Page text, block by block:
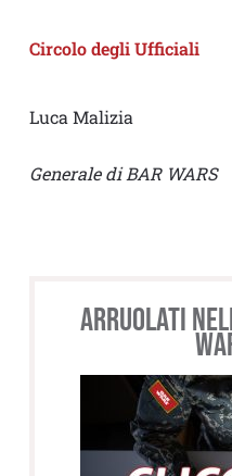
Circolo degli Ufficiali
Luca Malizia
Generale di BAR WARS
Arruolati